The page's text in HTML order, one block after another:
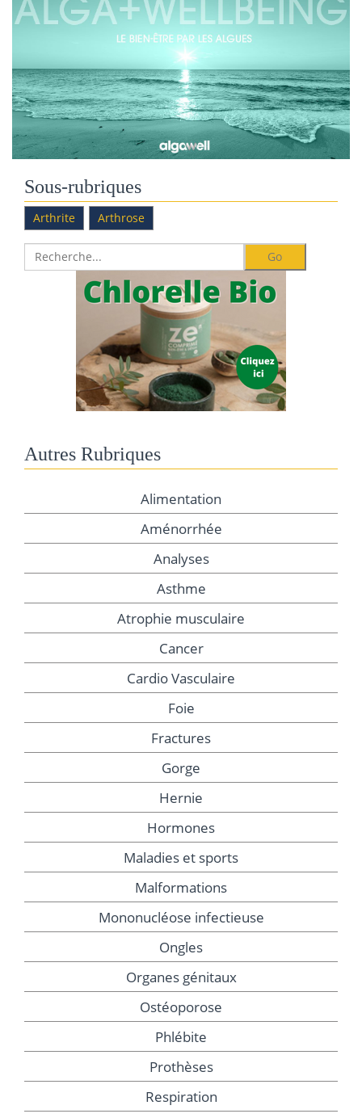
Sous-rubriques
Arthrite Arthrose
Autres Rubriques
Alimentation
Aménorrhée
Analyses
Asthme
Atrophie musculaire
Cancer
Cardio Vasculaire
Foie
Fractures
Gorge
Hernie
Hormones
Maladies et sports
Malformations
Mononucléose infectieuse
Ongles
Organes génitaux
Ostéoporose
Phlébite
Prothèses
Respiration